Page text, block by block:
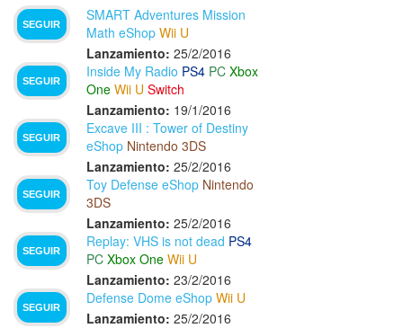
SEGUIR
SMART Adventures Mission
Math eShop Wii U
Lanzamiento: 25/2/2016
SEGUIR
Inside My Radio PS4 PC Xbox
One Wii U Switch
Lanzamiento: 19/1/2016
SEGUIR
Excave III : Tower of Destiny
eShop Nintendo 3DS
Lanzamiento: 25/2/2016
SEGUIR
Toy Defense eShop Nintendo
3DS
Lanzamiento: 25/2/2016
SEGUIR
Replay: VHS is not dead PS4
PC Xbox One Wii U
Lanzamiento: 23/2/2016
SEGUIR
Defense Dome eShop Wii U
Lanzamiento: 25/2/2016